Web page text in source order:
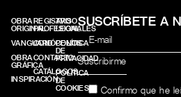
OBRA
ORIGINAL
VANGUARD
OBRA
GRÁFICA
INSPIRACIÓN
REGISTRO
PROFESIONALES
CONÓCENOS
CONTACTO
CATÁLOGOS
AVISO
LEGAL
POLÍTICA
DE
PRIVACIDAD
POLÍTICA
DE
COOKIES
SUSCRÍBETE A
Confirmo que he